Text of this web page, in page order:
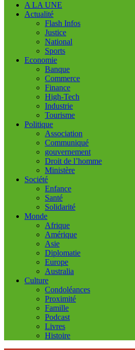
A LA UNE
Actualité
Flash Infos
Justice
National
Sports
Economie
Banque
Commerce
Finance
High-Tech
Industrie
Tourisme
Politique
Association
Communiqué
gouvernement
Droit de l’homme
Ministère
Société
Enfance
Santé
Solidarité
Monde
Afrique
Amérique
Asie
Diplomatie
Europe
Australia
Culture
Condoléances
Proximité
Famille
Podcast
Livres
Histoire